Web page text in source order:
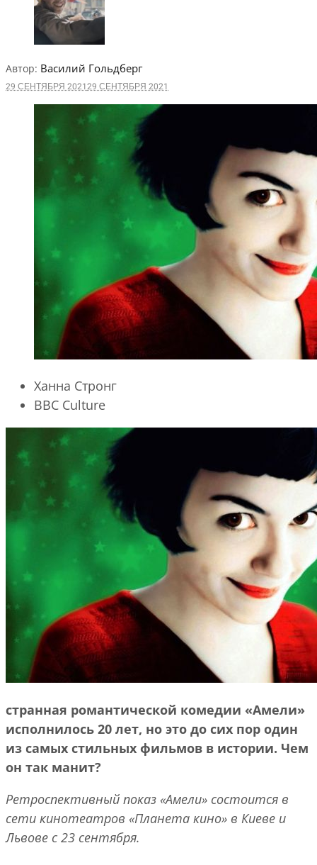
Автор: Василий Гольдберг
29 СЕНТЯБРЯ 202129 СЕНТЯБРЯ 2021
Ханна Стронг
BBC Culture
странная романтической комедии «Амели»
исполнилось 20 лет, но это до сих пор один
из самых стильных фильмов в истории. Чем
он так манит?
Ретроспективный показ «Амели» состоится в
сети кинотеатров «Планета кино» в Киеве и
Львове с 23 сентября.